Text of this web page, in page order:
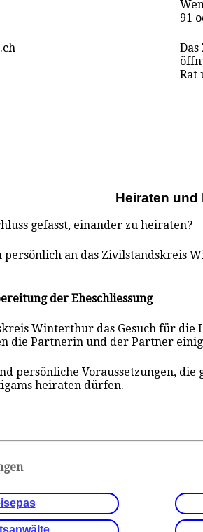
91
Rat
Heiraten und
gefasst, einander zu heiraten?
persönlich an das Zivilstandskreis
der Eheschliessung
Winterthur das Gesuch für die
die Partnerin und der Partner
persönliche Voraussetzungen, die
heiraten dürfen.